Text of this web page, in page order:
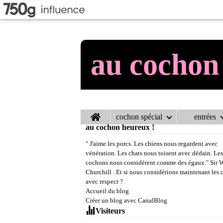
au
Home cochon spécial entrées
au cochon heureux !
" J'aime les porcs. Les chiens nous regardent avec
vénération. Les chats nous toisent avec dédain. Les
cochons nous considèrent comme des égaux." Sir
Churchill . Et si nous considérions maintenant les
avec respect ?
Accueil du blog
Créer un blog avec CanalBlog
Visiteurs